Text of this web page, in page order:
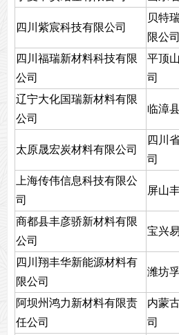
四川紫宸科技有限公司
贝特
限公司
四川福瑞新材料科技有限
公司
平顶
司
辽宁大化国瑞新材料有限
公司
临漳
太原晟宏炭材料有限公司
四川
司
上海传伟信息科技有限公
司
屏山
商都县丰彦骄新材料有限
公司
宝兴
四川翔丰华新能源材料有
限公司
潍坊
阿坝州鸿力新材料有限责
任公司
内蒙
司